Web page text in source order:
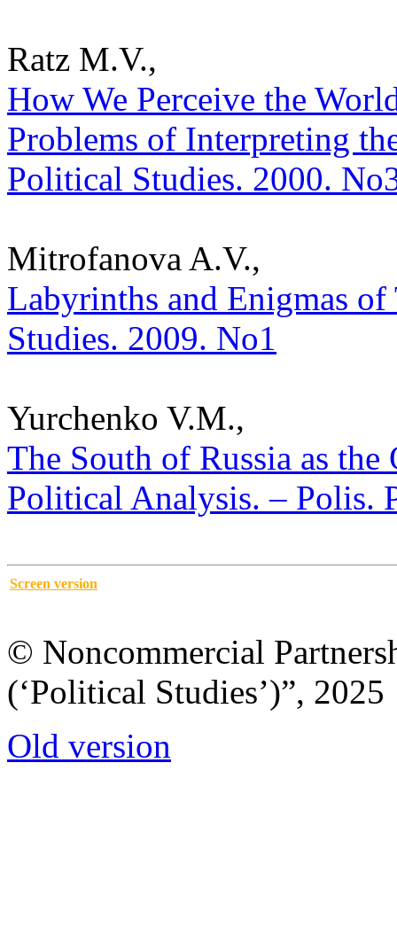
Ratz M.V.,
How We Perceive the
Problems of Interpreting
Political Studies. 2000.
Mitrofanova A.V.,
Labyrinths and Enigmas
Studies. 2009. No1
Yurchenko V.M.,
The South of Russia as
Political Analysis. – Polis.
Screen version
© Noncommercial
(‘Political Studies’)”, 2025
Old version